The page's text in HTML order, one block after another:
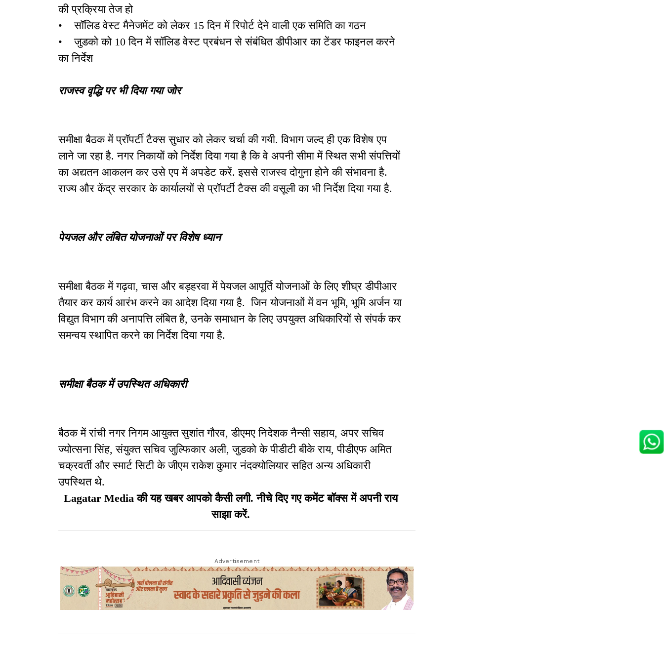
की प्रक्रिया तेज हो
• सॉलिड वेस्ट मैनेजमेंट को लेकर 15 दिन में रिपोर्ट देने वाली एक समिति का गठन
• जुडको को 10 दिन में सॉलिड वेस्ट प्रबंधन से संबंधित डीपीआर का टेंडर फाइनल करने
का निर्देश
राजस्व वृद्धि पर भी दिया गया जोर
समीक्षा बैठक में प्रॉपर्टी टैक्स सुधार को लेकर चर्चा की गयी. विभाग जल्द ही एक विशेष एप
लाने जा रहा है. नगर निकायों को निर्देश दिया गया है कि वे अपनी सीमा में स्थित सभी संपत्तियों
का अद्यतन आकलन कर उसे एप में अपडेट करें. इससे राजस्व दोगुना होने की संभावना है.
राज्य और केंद्र सरकार के कार्यालयों से प्रॉपर्टी टैक्स की वसूली का भी निर्देश दिया गया है.
पेयजल और लंबित योजनाओं पर विशेष ध्यान
समीक्षा बैठक में गढ़वा, चास और बड़हरवा में पेयजल आपूर्ति योजनाओं के लिए शीघ्र डीपीआर
तैयार कर कार्य आरंभ करने का आदेश दिया गया है. जिन योजनाओं में वन भूमि, भूमि अर्जन या
विद्युत विभाग की अनापत्ति लंबित है, उनके समाधान के लिए उपयुक्त अधिकारियों से संपर्क कर
समन्वय स्थापित करने का निर्देश दिया गया है.
समीक्षा बैठक में उपस्थित अधिकारी
बैठक में रांची नगर निगम आयुक्त सुशांत गौरव, डीएमए निदेशक नैन्सी सहाय, अपर सचिव
ज्योत्सना सिंह, संयुक्त सचिव जुल्फिकार अली, जुडको के पीडीटी बीके राय, पीडीएफ अमित
चक्रवर्ती और स्मार्ट सिटी के जीएम राकेश कुमार नंदक्योलियार सहित अन्य अधिकारी
उपस्थित थे.
Lagatar Media की यह खबर आपको कैसी लगी. नीचे दिए गए कमेंट बॉक्स में अपनी राय
साझा करें.
Advertisement